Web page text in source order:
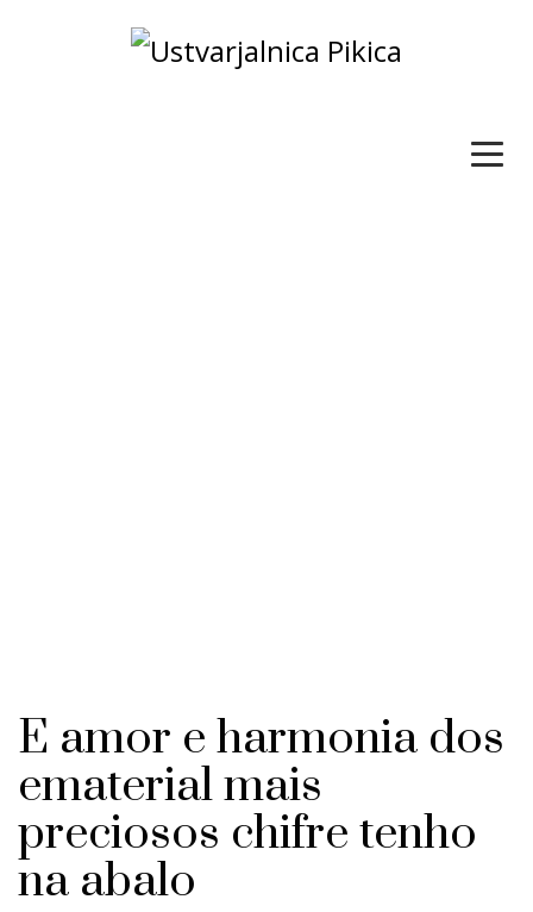
E amor e harmonia dos
ematerial mais
preciosos chifre tenho
na abalo